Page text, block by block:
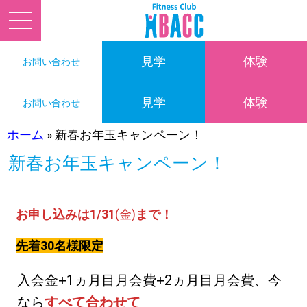
お問い合わせ 見学 体験
お問い合わせ 見学 体験
ホーム » 新春お年玉キャンペーン！
新春お年玉キャンペーン！
お申し込みは1/31(金)まで！
先着30名様限定
入会金+1ヵ月目月会費+2ヵ月目月会費、今
ならすべて合わせて